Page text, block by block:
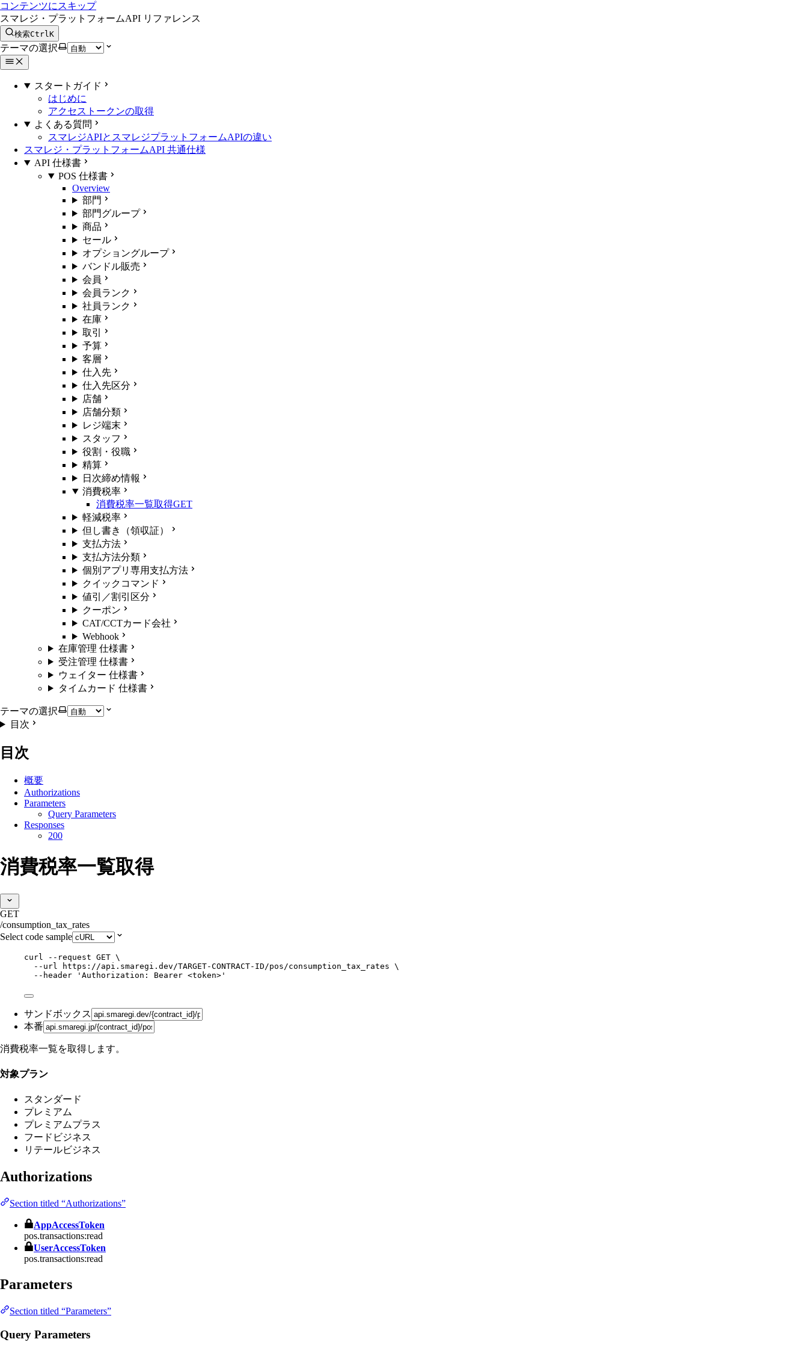
コンテンツにスキップ
スマレジ・プラットフォームAPI リファレンス
検索CtrlK
テーマの選択
スタートガイド
はじめに
アクセストークンの取得
よくある質問
スマレジAPIとスマレジプラットフォームAPIの違い
スマレジ・プラットフォームAPI 共通仕様
API 仕様書
POS 仕様書
Overview
部門
部門グループ
商品
セール
オプショングループ
バンドル販売
会員
会員ランク
社員ランク
在庫
取引
予算
客層
仕入先
仕入先区分
店舗
店舗分類
レジ端末
スタッフ
役割・役職
精算
日次締め情報
消費税率
消費税率一覧取得GET
軽減税率
但し書き（領収証）
支払方法
支払方法分類
個別アプリ専用支払方法
クイックコマンド
値引／割引区分
クーポン
CAT/CCTカード会社
Webhook
在庫管理 仕様書
受注管理 仕様書
ウェイター 仕様書
タイムカード 仕様書
テーマの選択
目次
目次
概要
Authorizations
Parameters
Query Parameters
Responses
200
消費税率一覧取得
GET
/consumption_tax_rates
Select code sample
curl --request GET \
--url
https://api.smaregi.dev/TARGET-CONTRACT-ID/pos/consumption_tax_rates \
--header
' Authorization: Bearer <token> '
サンドボックス
本番
消費税率一覧を取得します。
対象プラン
スタンダード
プレミアム
プレミアムプラス
フードビジネス
リテールビジネス
Authorizations
Section titled “Authorizations”
AppAccessToken
pos.transactions:read
UserAccessToken
pos.transactions:read
Parameters
Section titled “Parameters”
Query Parameters